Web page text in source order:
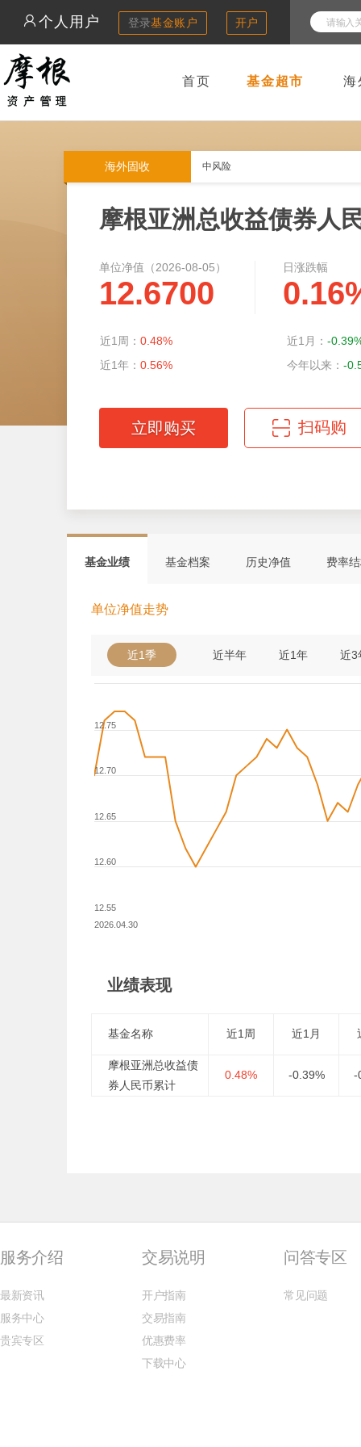
个人用户 登录基金账户 开户
首页 基金超市 海
海外固收 中风险
摩根亚洲总收益债券人
单位净值（2026-08-05）
12.6700
日涨跌幅
近1周： 0.48% 近1月： -
近1年： 0.56% 今年以来： -
立即购买 扫码购
基金业绩 基金档案 历史净值 费率
单位净值走势
近1季 近半年 近1年 近3
2026.04.30
12.55
12.60
12.65
12.70
12.75
业绩表现
基金名称 近1周 近1月
摩根亚洲总收益债
券人民币累计
0.48% -0.39% -
服务介绍
最新资讯
服务中心
贵宾专区
交易说明
开户指南
交易指南
优惠费率
下载中心
问答专区
常见问题